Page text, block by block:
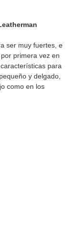
ser muy fuertes, e
primera vez en
para
y delgado,
como en los